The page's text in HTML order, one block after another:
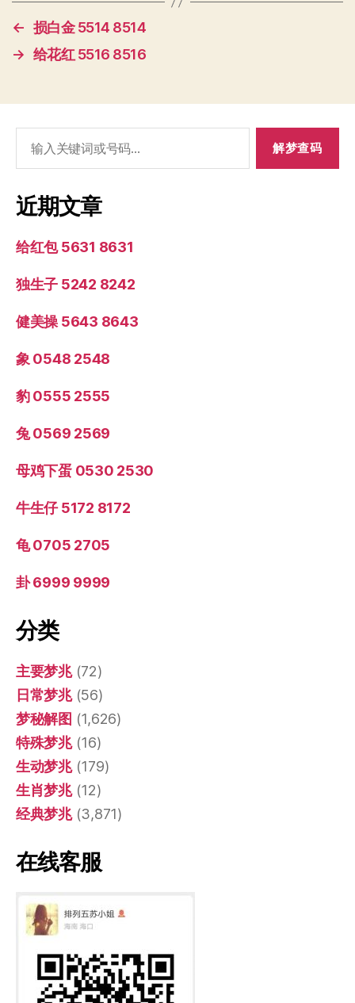
← 损白金 5514 8514
→ 给花红 5516 8516
索：
近期文章
给红包 5631 8631
独生子 5242 8242
健美操 5643 8643
象 0548 2548
豹 0555 2555
兔 0569 2569
母鸡下蛋 0530 2530
牛生仔 5172 8172
龟 0705 2705
卦 6999 9999
分类
主要梦兆(72)
日常梦兆(56)
梦秘解图 (1,626)
特殊梦兆(16)
生动梦兆(179)
生肖梦兆(12)
经典梦兆(3,871)
在线客服